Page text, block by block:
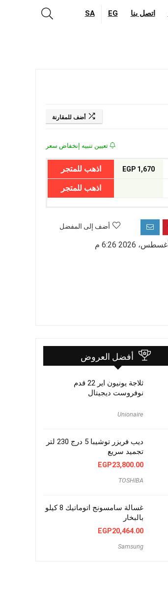
اتصل بنا EG
SA
أضف للمقارنة
تعيين تنبيه إنخفاض سعر
1,670 EGP اذهب للمتجر
اذهب للمتجر
أضف إلى المفضل
أفضل العروض
ثلاجة يونيون اير 22 قدم
نوفروست ديجيتال
Unionaire
ديب فريزر توشيبا 5 درج 230 لتر
تجميد سريع
EGP23,800.00
TOSHIBA
غسالة سامسونج اتوماتيك 8 كيلو
بالبخار
EGP20,464.00
Samsung